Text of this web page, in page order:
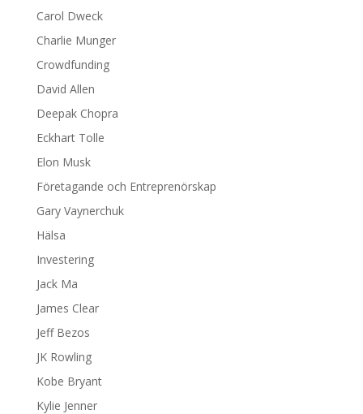
Carol Dweck
Charlie Munger
Crowdfunding
David Allen
Deepak Chopra
Eckhart Tolle
Elon Musk
Företagande och Entreprenörskap
Gary Vaynerchuk
Hälsa
Investering
Jack Ma
James Clear
Jeff Bezos
JK Rowling
Kobe Bryant
Kylie Jenner